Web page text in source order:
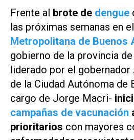
Frente al brote de dengue
las próximas semanas en el
Metropolitana de Buenos
gobierno de la provincia
liderado por el
de la Ciudad Autónoma de
cargo de Jorge Macri-
campañas de vacunación
prioritarios con mayores